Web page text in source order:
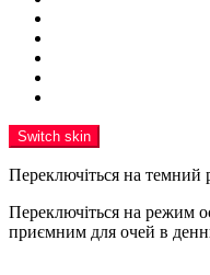
Switch skin
Переключіться на
Переключіться на режим
приємним для очей в